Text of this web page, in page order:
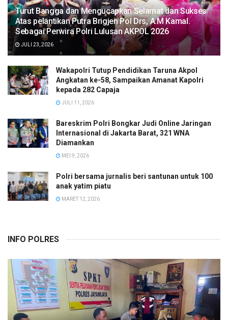
Turut Bangga dan Mengucapkan Selamat dan Sukses
Atas pelantikan Putra Brigjen Pol Drs, A.M Kamal.
Sebagai Perwira Polri Lulusan AKPOL 2026
JULI 23, 2026
Wakapolri Tutup Pendidikan Taruna Akpol
Angkatan ke-58, Sampaikan Amanat Kapolri
kepada 282 Capaja
JULI 11, 2026
Bareskrim Polri Bongkar Judi Online Jaringan
Internasional di Jakarta Barat, 321 WNA
Diamankan
MEI 9, 2026
Polri bersama jurnalis beri santunan untuk 100
anak yatim piatu
MARET 12, 2026
INFO POLRES